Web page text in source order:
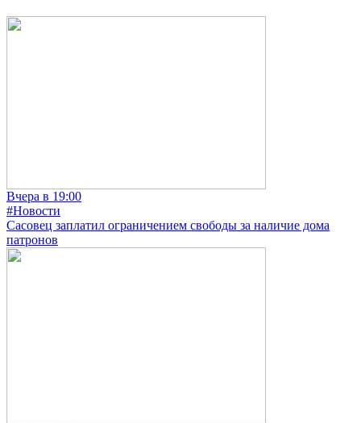
Вчера в 19:00
#Новости
Сасовец заплатил ограничением свободы за наличие дома
патронов